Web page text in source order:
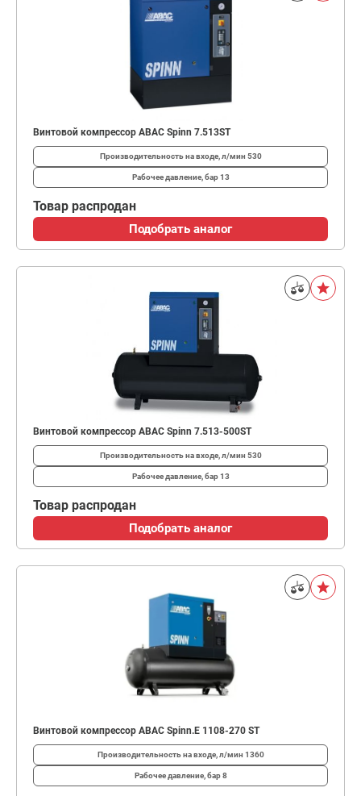
Винтовой компрессор ABAC Spinn 7.513ST
Производительность на входе, л/мин 530
Рабочее давление, бар13
Товар распродан
Подобрать аналог
Винтовой компрессор ABAC Spinn 7.513-500ST
Производительность на входе, л/мин 530
Рабочее давление, бар13
Товар распродан
Подобрать аналог
Винтовой компрессор ABAC Spinn.E 1108-270 ST
Производительность на входе, л/мин 1360
Рабочее давление, бар8